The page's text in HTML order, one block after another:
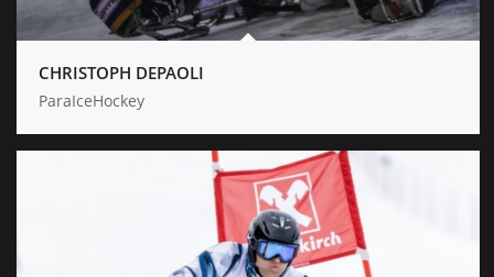
CHRISTOPH DEPAOLI
ParaIceHockey